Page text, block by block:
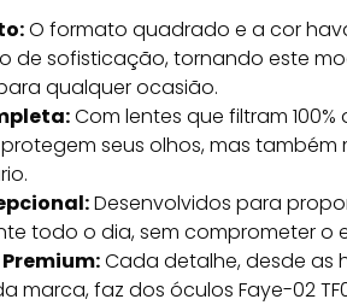
O formato quadrado e a cor
de sofisticação, tornando este
qualquer ocasião.
Com lentes que filtram 100%
seus olhos, mas também
Desenvolvidos para
todo o dia, sem comprometer o
Cada detalhe, desde as
marca, faz dos óculos Faye-02